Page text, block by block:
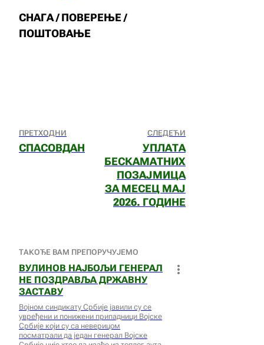
СНАГА / ПОВЕРЕЊЕ /
ПОШТОВАЊЕ
ПРЕТХОДНИ
СПАСОВДАН
СЛЕДЕЋИ
УПЛАТА
БЕСКАМАТНИХ
ПОЗАЈМИЦА
ЗА МЕСЕЦ МАЈ
2026. ГОДИНЕ
ТАКОЂЕ ВАМ ПРЕПОРУЧУЈЕМО
ВУЛИНОВ НАЈБОЉИ ГЕНЕРАЛ
НЕ ПОЗДРАВЉА ДРЖАВНУ
ЗАСТАВУ
Војном синдикату Србије јавили су се
увређени и понижени припадници Војске
Србије који су са неверицом
посматрали да један генерал Војске